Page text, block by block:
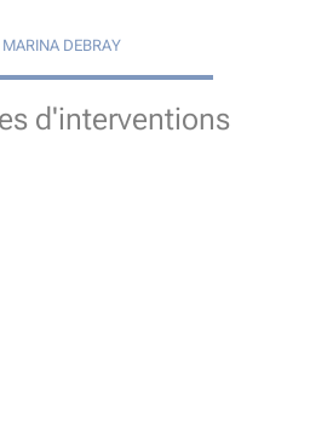
MARINA DEBRAY
d'interventions